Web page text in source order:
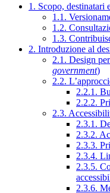
1. Scopo, destinatari
1.1.
1.2.
1.3.
2. Introduzione al
2.1. Design
government)
2.2.
2.2.1.
2.2.2.
2.3.
2.3.1.
2.3.2.
2.3.3.
2.3.4.
2.3.5.
2.3.6.